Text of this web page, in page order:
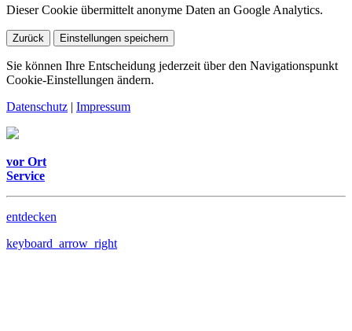
Dieser Cookie übermittelt anonyme Daten an Google Analytics.
Zurück Einstellungen speichern
Sie können Ihre Entscheidung jederzeit über den Navigationspunkt
Cookie-Einstellungen ändern.
Datenschutz | Impressum
vor Ort
Service
entdecken
keyboard_arrow_right